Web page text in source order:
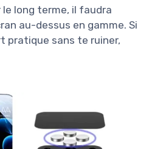
long terme, il faudra
au-dessus en gamme. Si
pratique sans te ruiner,